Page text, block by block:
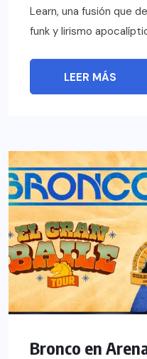
Learn, una fusión que
funk y lirismo
LEER MÁS
Bronco en